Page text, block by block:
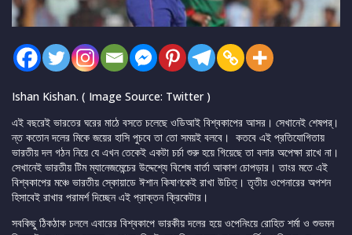
Ishan Kishan. ( Image Source: Twitter )
এই বছরেই ভারতের ঘরের মাঠে বসতে চলেছে ওডিআই বিশ্বকাপের আসর। সেখানেই শেষপর্।
ন্ত কতোন দলের মিকে জয়ের হাসি পুচবে তা তো সময়ই বলবে। কতবে এই প্রতিযোগিতায়
ভারতীয় দল গঠন নিয়ে যে এখন তেকেই একটা চর্চা শুরু হয়ে গিয়েছে তা বলার অপেক্ষা রাখে না।
সেখানেই ভারতীয় টিম ম্যানেজমেন্চের উদ্দেশ্যে বিশেষ বার্তা আকাশ চোপড়ার। তাংর মতে এই
বিশ্বকাপের মঞ্চে ভারতীয় স্কোয়াডে ঈশান কিষাণকেই রাখা উচিত্। তৃতীয় ওপেনারের অপশন
হিসাবেই রাখার পরামর্শ দিচ্ছেন এই প্রাক্তন ক্রিকেটার।
সবকিছু ঠিকঠাক চললে এবারের বিশ্বকাপে ভারকীয় দলের হয়ে ওপেনিংয়ে রোহিত শর্মা ও শুভমন